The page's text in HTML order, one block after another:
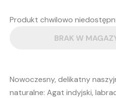
Produkt chwilowo
BRAK W
Nowoczesny, delikatny
naturalne: Agat indyjski,